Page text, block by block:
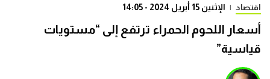
اقتصاد | الإثنين 15 أبريل 2024 - 14:05
أسعار اللحوم الحمراء ترتفع إلى “مستويات
قياسية”